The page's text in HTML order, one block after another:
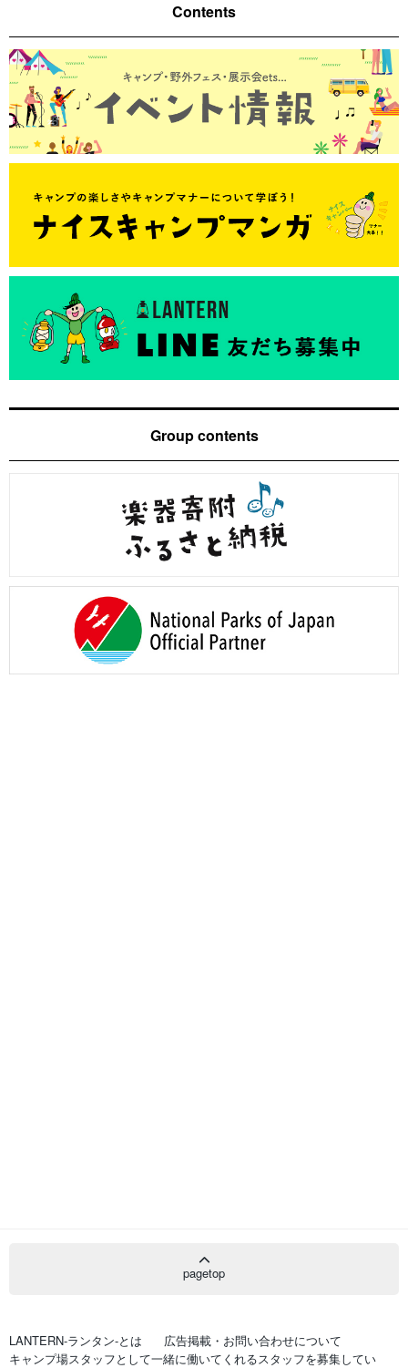
Contents
Group contents
pagetop
LANTERN-ランタン-とは
広告掲載・お問い合わせについて
キャンプ場スタッフとして一緒に働いてくれるスタッフを募集してい